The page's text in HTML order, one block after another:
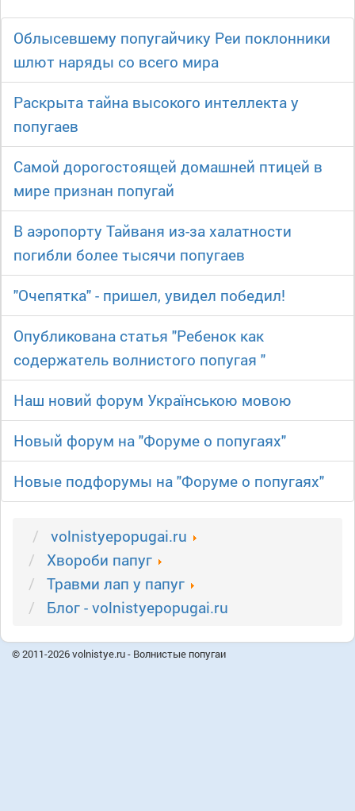
Облысевшему попугайчику Реи поклонники
шлют наряды со всего мира
Раскрыта тайна высокого интеллекта у
попугаев
Самой дорогостоящей домашней птицей в
мире признан попугай
В аэропорту Тайваня из-за халатности
погибли более тысячи попугаев
"Очепятка" - пришел, увидел победил!
Опубликована статья "Ребенок как
содержатель волнистого попугая "
Наш новий форум Українською мовою
Новый форум на "Форуме о попугаях"
Новые подфорумы на "Форуме о попугаях"
volnistyepopugai.ru
Xвороби папуг
Травми лап у папуг
Блог - volnistyepopugai.ru
© 2011-2026 volnistye.ru - Волнистые попугаи